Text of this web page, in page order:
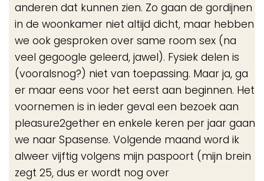
anderen dat kunnen zien. Zo gaan de gordijnen
in de woonkamer niet altijd dicht, maar hebben
we ook gesproken over same room sex (na
veel gegoogle geleerd, jawel). Fysiek delen is
(vooralsnog?) niet van toepassing. Maar ja, ga
er maar eens voor het eerst aan beginnen. Het
voornemen is in ieder geval een bezoek aan
pleasure2gether en enkele keren per jaar gaan
we naar Spasense. Volgende maand word ik
alweer vijftig volgens mijn paspoort (mijn brein
zegt 25, dus er wordt nog over